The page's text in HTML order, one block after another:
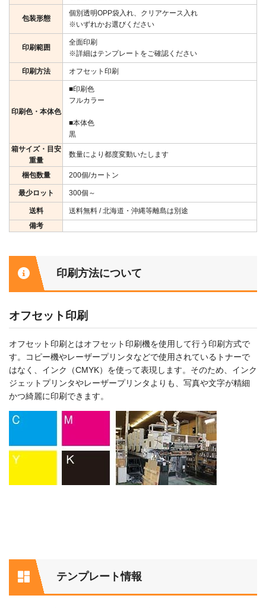
包装形態
個別透明OPP袋入れ、クリアケース入れ
※いずれかお選びください
印刷範囲
全面印刷
※詳細はテンプレートをご確認ください
印刷方法 オフセット印刷
印刷色・本体色
■印刷色
フルカラー
■本体色
黒
箱サイズ・目安
重量
数量により都度変動いたします
梱包数量 200個/カートン
最少ロット 300個～
送料
送料無料 / 北海道・沖縄等離島は別途
備考
印刷方法について
オフセット印刷
オフセット印刷とはオフセット印刷機を使用して行う印刷方式で
す。コピー機やレーザープリンタなどで使用されているトナーで
はなく、インク（CMYK）を使って表現します。そのため、インク
ジェットプリンタやレーザープリンタよりも、写真や文字が精細
かつ綺麗に印刷できます。
テンプレート情報